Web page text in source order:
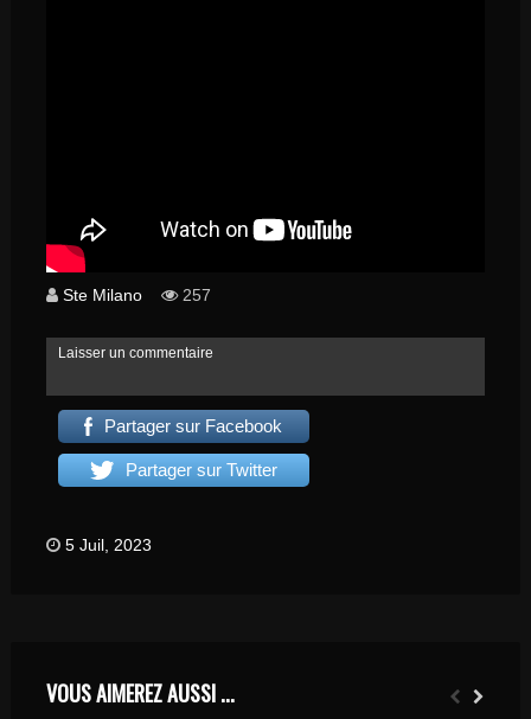
Ste Milano 257
Laisser un commentaire
Partager sur Facebook
Partager sur Twitter
5 Juil, 2023
VOUS AIMEREZ AUSSI ...